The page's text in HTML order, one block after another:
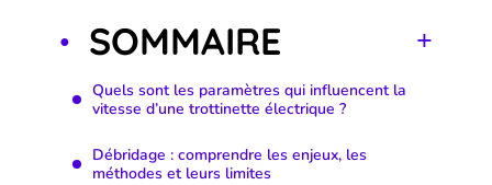
SOMMAIRE
Quels sont les paramètres qui influencent la
vitesse d’une trottinette électrique ?
Débridage : comprendre les enjeux, les
méthodes et leurs limites